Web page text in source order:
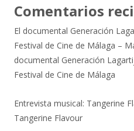
Comentarios
El documental Generación
Festival de Cine de Málaga –
documental Generación
Festival de Cine de Málaga
Entrevista musical: Tangerine
Tangerine Flavour